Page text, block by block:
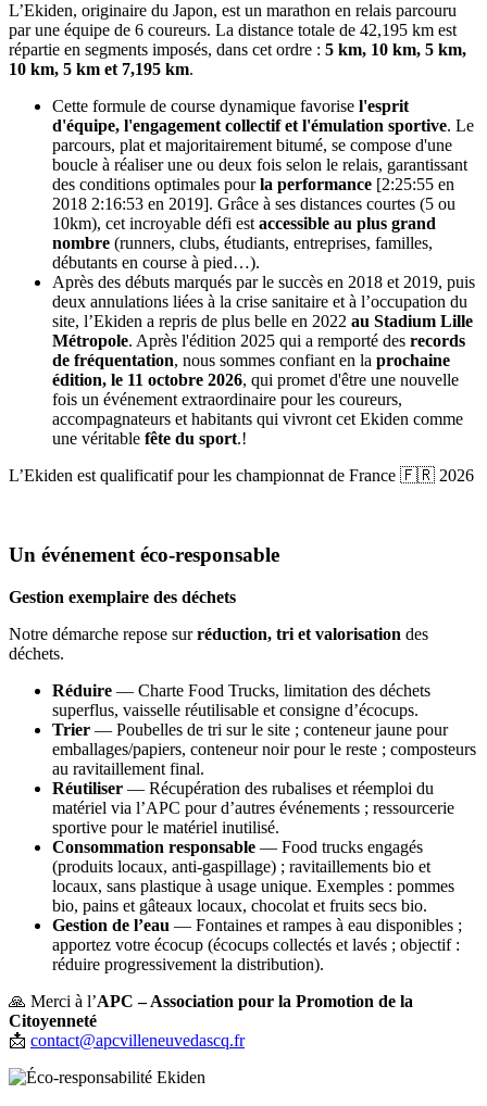
L’Ekiden, originaire du Japon, est un marathon en relais parcouru
par une équipe de 6 coureurs. La distance totale de 42,195 km est
répartie en segments imposés, dans cet ordre : 5 km, 10 km, 5 km,
10 km, 5 km et 7,195 km.
Cette formule de course dynamique favorise l'esprit
d'équipe, l'engagement collectif et l'émulation sportive. Le
parcours, plat et majoritairement bitumé, se compose d'une
boucle à réaliser une ou deux fois selon le relais, garantissant
des conditions optimales pourla performance [2:25:55 en
2018 2:16:53 en 2019]. Grâce à ses distances courtes (5 ou
10km), cet incroyable défi est accessible au plus grand
nombre (runners, clubs, étudiants, entreprises, familles,
débutants en course à pied…).
Après des débuts marqués par le succès en 2018 et 2019, puis
deux annulations liées à la crise sanitaire et à l’occupation du
site, l’Ekiden a repris de plus belle en 2022 au Stadium Lille
Métropole. Après l'édition 2025 qui a remporté des records
de fréquentation, nous sommes confiant en la prochaine
édition, le 11 octobre 2026, qui promet d'être une nouvelle
fois un événement extraordinaire pour les coureurs,
accompagnateurs et habitants qui vivront cet Ekiden comme
une véritable fête du sport.!
L’Ekiden est qualificatif pour les championnat de France 🇫🇷 2026
Un événement éco-responsable
Gestion exemplaire des déchets
Notre démarche repose surréduction, tri et valorisation des
déchets.
Réduire — Charte Food Trucks, limitation des déchets
superflus, vaisselle réutilisable et consigne d’écocups.
Trier — Poubelles de tri sur le site ; conteneur jaune pour
emballages/papiers, conteneur noir pour le reste ; composteurs
au ravitaillement final.
Réutiliser — Récupération des rubalises et réemploi du
matériel via l’APC pour d’autres événements ; ressourcerie
sportive pour le matériel inutilisé.
Consommation responsable — Food trucks engagés
(produits locaux, anti-gaspillage) ; ravitaillements bio et
locaux, sans plastique à usage unique. Exemples : pommes
bio, pains et gâteaux locaux, chocolat et fruits secs bio.
Gestion de l’eau — Fontaines et rampes à eau disponibles ;
apportez votre écocup (écocups collectés et lavés ; objectif :
réduire progressivement la distribution).
🙏 Merci à l’APC – Association pour la Promotion de la
Citoyenneté
📩 contact@apcvilleneuvedascq.fr